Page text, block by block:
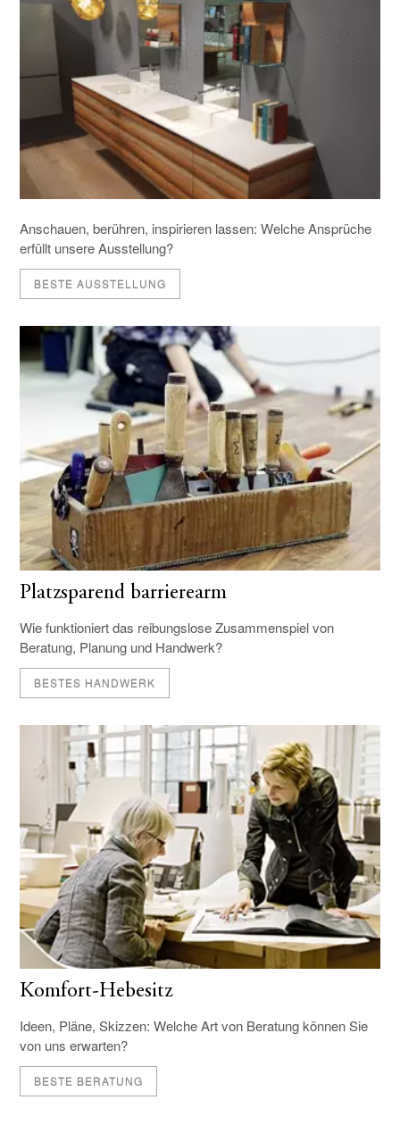
Anschauen, berühren, inspirieren lassen: Welche Ansprüche
erfüllt unsere Ausstellung?
BESTE AUSSTELLUNG
Platzsparend barrierearm
Wie funktioniert das reibungslose Zusammenspiel von
Beratung, Planung und Handwerk?
BESTES HANDWERK
Komfort-Hebesitz
Ideen, Pläne, Skizzen: Welche Art von Beratung können Sie
von uns erwarten?
BESTE BERATUNG